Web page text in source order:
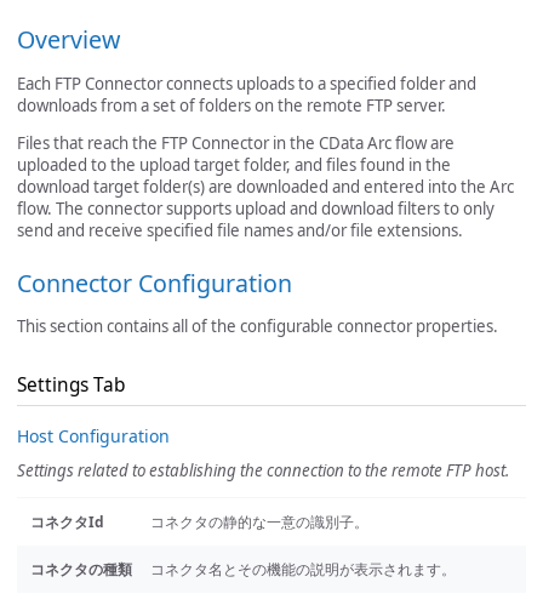
Overview
Each FTP Connector connects uploads to a specified folder and
downloads from a set of folders on the remote FTP server.
Files that reach the FTP Connector in the CData Arc flow are
uploaded to the upload target folder, and files found in the
download target folder(s) are downloaded and entered into the Arc
flow. The connector supports upload and download filters to only
send and receive specified file names and/or file extensions.
Connector Configuration
This section contains all of the configurable connector properties.
Settings Tab
Host Configuration
Settings related to establishing the connection to the remote FTP host.
コネクタId コネクタの静的な一意の識別子。
コネクタの種類 コネクタ名とその機能の説明が表示されます。